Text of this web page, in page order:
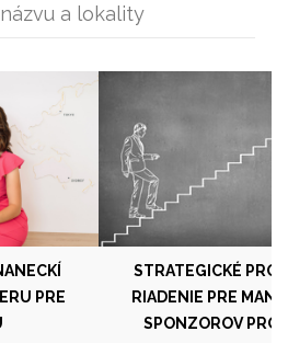
a lokality
PRE
STRATEGICKÉ
RIADENIE PRE
SPONZOROV